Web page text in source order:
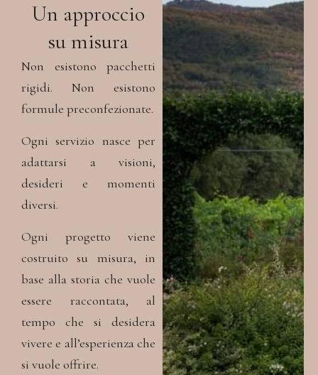
Un approccio
su misura
Non esistono pacchetti
rigidi.Non esistono
formule preconfezionate.
Ogni servizio nasce per
adattarsi a visioni,
desideri e momenti
diversi.
Ogni progetto viene
costruito su misura, in
base alla storia che vuole
essere raccontata, al
tempo che si desidera
viveree all’esperienza che
si vuole offrire.